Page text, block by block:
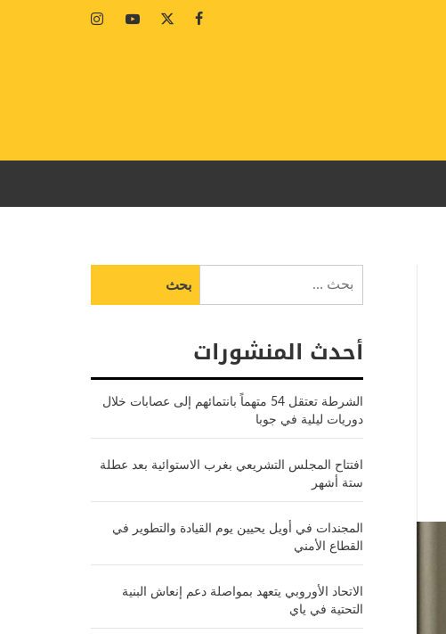
Facebook
Twitter
Youtube
Instagram
عن:
أحدث المنشورات
الشرطة تعتقل 54 متهماً بانتمائهم إلى عصابات خلال
دوريات ليلية في جوبا
افتتاح المجلس التشريعي بغرب الاستوائية بعد عطلة
ستة أشهر
المجندات في أويل يحيين يوم القيادة والتطوير في
القطاع الأمني
الاتحاد الأوروبي يتعهد بمواصلة دعم إنعاش البنية
التحتية في ياي